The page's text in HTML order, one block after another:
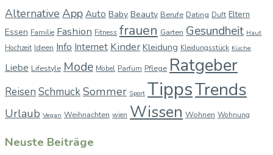
Alternative App Auto Baby Beauty Berufe Dating Duft Eltern
Essen Familie Fashion Fitness frauen Garten Gesundheit Haut
Hochzeit Ideen Info Internet Kinder Kleidung Kleidungsstück Küche
Liebe Lifestyle Mode Möbel Parfüm Pflege Ratgeber
Reisen SchmuckSommer Sport TippsTrends
Urlaub Vegan Weihnachten wien Wissen Wohnen Wohnung
Neuste Beiträge